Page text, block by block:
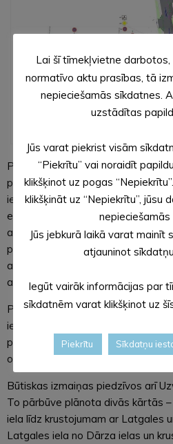
Pie dzelzceļa stacijas jau šobrīd ir
plānotajam automašīnu
iedzīvotāji, tā apkārtējo
ekspozīcijas apmeklētāji. Lai šajā
autotransporta novietošanas
pie stacijas šķūņa izbūvēs
autotransportam, kā arī
apgriešanās vieta nākotnē
Pēc pārbūves būs satiksmes
ielas posmā no Uzvaras līdz
pārredzamības dēļ kļūs par
organizēta virzienā no Uzvaras
Būtiskas izmaiņas piedzīvos arī
To pārbūve plānota divās kārtās
iela līdz krustojumam ar Latgales
Latgales iela no Dārza ielas un
Lai šī tīmekļvietne
normatīvo aktu prasības, tā
nepieciešamās sīkdatnes.
uzstādītas
Jūs varat piekrist visām
“Piekrītu” vai noraidīt
klikšķinot uz pogas
klikšķināt uz “Nepiekrītu”,
Jūs jebkurā laikā varat mainīt
atjauninot
Iegūt vairāk informācijas par
sīkdatnēm varat klikšķinot uz
Piekrītu Sīkdatņu